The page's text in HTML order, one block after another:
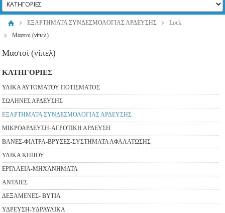
ΕΞΑΡΤΗΜΑΤΑ ΣΥΝΔΕΣΜΟΛΟΓΙΑΣ ΑΡΔΕΥΣΗΣ
Lock
Μαστοί (νίπελ)
Μαστοί (νίπελ)
ΚΑΤΗΓΟΡΙΕΣ
ΥΛΙΚΑ ΑΥΤΟΜΑΤΟΥ ΠΟΤΙΣΜΑΤΟΣ
ΣΩΛΗΝΕΣ ΑΡΔΕΥΣΗΣ
ΕΞΑΡΤΗΜΑΤΑ ΣΥΝΔΕΣΜΟΛΟΓΙΑΣ ΑΡΔΕΥΣΗΣ
ΜΙΚΡΟΑΡΔΕΥΣΗ-ΑΓΡΟΤΙΚΗ ΑΡΔΕΥΣΗ
ΒΑΝΕΣ-ΦΙΛΤΡΑ-ΒΡΥΣΕΣ-ΣΥΣΤΗΜΑΤΑ ΑΦΑΛΑΤΩΣΗΣ
ΥΛΙΚΑ ΚΗΠΟΥ
ΕΡΓΑΛΕΙΑ-ΜΗΧΑΝΗΜΑΤΑ
ΑΝΤΛΙΕΣ
ΔΕΞΑΜΕΝΕΣ- ΒΥΤΙΑ
ΥΔΡΕΥΣΗ-ΥΔΡΑΥΛΙΚΑ